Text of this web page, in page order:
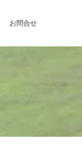
お問合せ